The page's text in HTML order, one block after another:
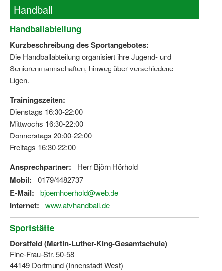
Handball
Handballabteilung
Kurzbeschreibung des Sportangebotes:
Die Handballabteilung organisiert ihre Jugend- und
Seniorenmannschaften, hinweg über verschiedene
Ligen.
Trainingszeiten:
Dienstags 16:30-22:00
Mittwochs 16:30-22:00
Donnerstags 20:00-22:00
Freitags 16:30-22:00
Ansprechpartner: Herr Björn Hörhold
Mobil: 0179/4482737
E-Mail: bjoernhoerhold@web.de
Internet: www.atvhandball.de
Sportstätte
Dorstfeld (Martin-Luther-King-Gesamtschule)
Fine-Frau-Str. 50-58
44149 Dortmund (Innenstadt West)